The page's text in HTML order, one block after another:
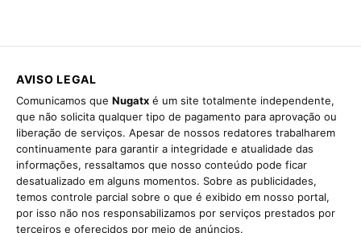
AVISO LEGAL
Comunicamos que Nugatx é um site totalmente independente,
que não solicita qualquer tipo de pagamento para aprovação ou
liberação de serviços. Apesar de nossos redatores trabalharem
continuamente para garantir a integridade e atualidade das
informações, ressaltamos que nosso conteúdo pode ficar
desatualizado em alguns momentos. Sobre as publicidades,
temos controle parcial sobre o que é exibido em nosso portal,
por isso não nos responsabilizamos por serviços prestados por
terceiros e oferecidos por meio de anúncios.